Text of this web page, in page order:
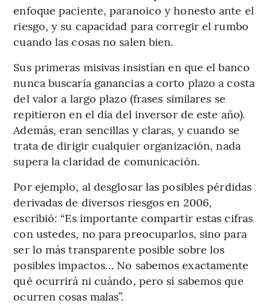
enfoque paciente, paranoico y honesto ante el
riesgo, y su capacidad para corregir el rumbo
cuando las cosas no salen bien.
Sus primeras misivas insistían en que el banco
nunca buscaría ganancias a corto plazo a costa
del valor a largo plazo (frases similares se
repitieron en el día del inversor de este año).
Además, eran sencillas y claras, y cuando se
trata de dirigir cualquier organización, nada
supera la claridad de comunicación.
Por ejemplo, al desglosar las posibles pérdidas
derivadas de diversos riesgos en 2006,
escribió: “Es importante compartir estas cifras
con ustedes, no para preocuparlos, sino para
ser lo más transparente posible sobre los
posibles impactos… No sabemos exactamente
qué ocurrirá ni cuándo, pero sí sabemos que
ocurren cosas malas”.